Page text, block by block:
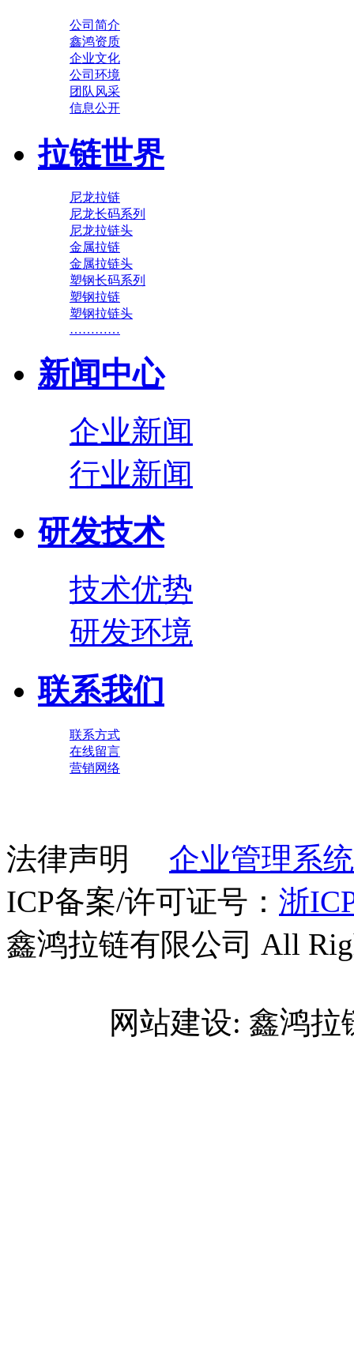
公司简介
鑫鸿资质
企业文化
公司环境
团队风采
信息公开
拉链世界
尼龙拉链
尼龙长码系列
尼龙拉链头
金属拉链
金属拉链头
塑钢长码系列
塑钢拉链
塑钢拉链头
…………
新闻中心
企业新闻
行业新闻
研发技术
技术优势
研发环境
联系我们
联系方式
在线留言
营销网络
法律声明 企业管理系
ICP备案/许可证号： 浙
鑫鸿拉链有限公司 All
网站建设: 鑫鸿拉